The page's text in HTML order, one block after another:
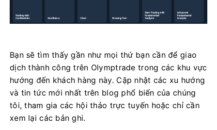
Bạn sẽ tìm thấy gần như mọi thứ bạn cần để giao
dịch thành công trên Olymptrade trong các khu vực
hướng đến khách hàng này. Cập nhật các xu hướng
và tin tức mới nhất trên blog phổ biến của chúng
tôi, tham gia các hội thảo trực tuyến hoặc chỉ cần
xem lại các bản ghi.